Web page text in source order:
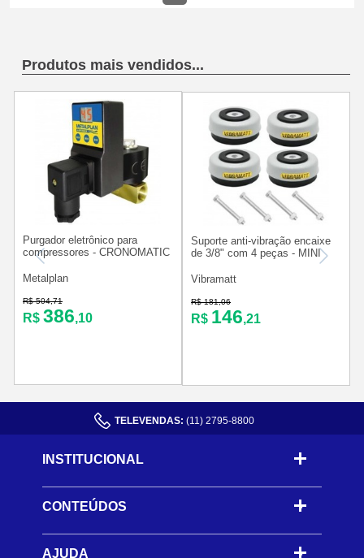
Produtos mais vendidos...
Purgador eletrônico para
compressores - CRONOMATIC
Metalplan
R$ 504,71
R$ 386,10
Suporte anti-vibração encaixe
de 3/8" com 4 peças - MINI
Vibramatt
R$ 181,06
R$ 146,21
TELEVENDAS: (11) 2795-8800
INSTITUCIONAL
CONTEÚDOS -
AJUDA -